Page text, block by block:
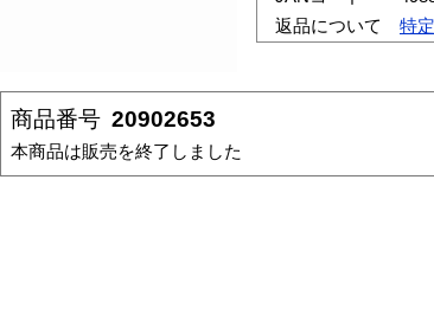
返品について
特
商品番号 20902653
本商品は販売を終了しました